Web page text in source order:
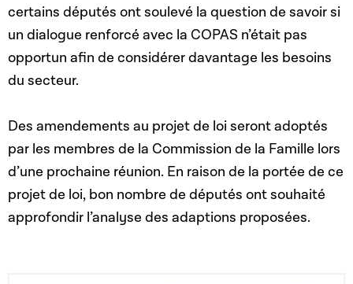
certains députés ont soulevé la question de savoir si
un dialogue renforcé avec la COPAS n’était pas
opportun afin de considérer davantage les besoins
du secteur.
Des amendements au projet de loi seront adoptés
par les membres de la Commission de la Famille lors
d’une prochaine réunion. En raison de la portée de ce
projet de loi, bon nombre de députés ont souhaité
approfondir l’analyse des adaptions proposées.